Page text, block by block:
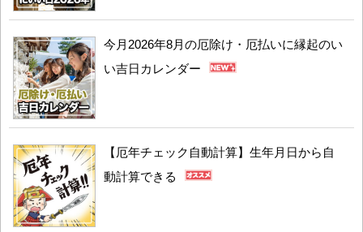
今月2026年8月の厄除け・厄払いに縁起のい
い吉日カレンダー
【厄年チェック自動計算】生年月日から自
動計算できる